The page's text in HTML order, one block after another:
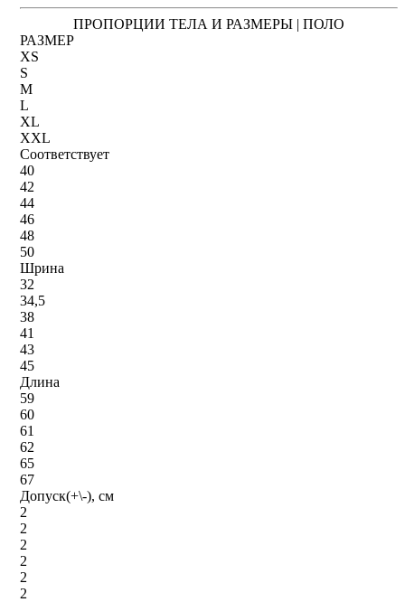
ПРОПОРЦИИ ТЕЛА И РАЗМЕРЫ | ПОЛО
РАЗМЕР
XS
S
M
L
XL
XXL
Соответствует
40
42
44
46
48
50
Шрина
32
34,5
38
41
43
45
Длина
59
60
61
62
65
67
Допуск(+\-), см
2
2
2
2
2
2